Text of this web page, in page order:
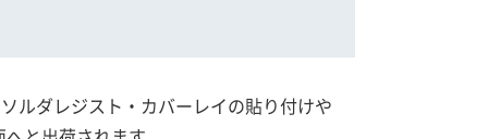
ルダレジスト・カバーレイの貼り付けや